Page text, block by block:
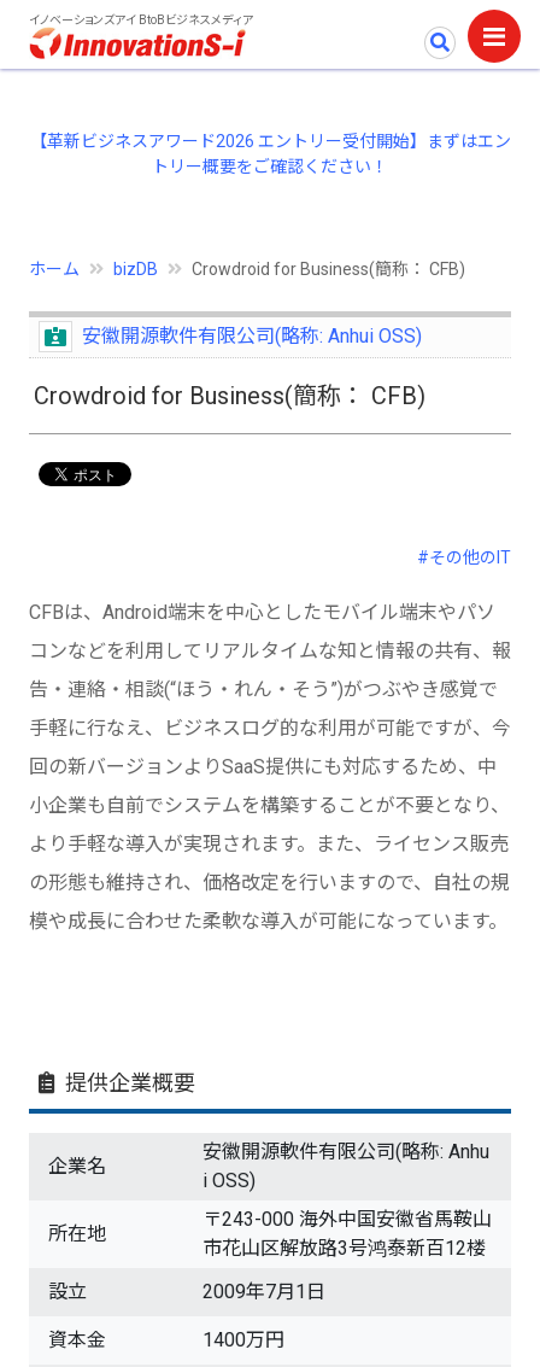
イノベーションズアイ BtoBビジネスメディア
【革新ビジネスアワード2026 エントリー受付開始】まずはエン
トリー概要をご確認ください！
ホーム bizDB Crowdroid for Business(簡称： CFB)
安徽開源軟件有限公司(略称: Anhui OSS)
Crowdroid for Business(簡称： CFB)
#その他のIT
CFBは、Android端末を中心としたモバイル端末やパソ
コンなどを利用してリアルタイムな知と情報の共有、報
告・連絡・相談(“ほう・れん・そう”)がつぶやき感覚で
手軽に行なえ、ビジネスログ的な利用が可能ですが、今
回の新バージョンよりSaaS提供にも対応するため、中
小企業も自前でシステムを構築することが不要となり、
より手軽な導入が実現されます。また、ライセンス販売
の形態も維持され、価格改定を行いますので、自社の規
模や成長に合わせた柔軟な導入が可能になっています。
提供企業概要
企業名
安徽開源軟件有限公司(略称: Anhu
i OSS)
所在地
〒243-000 海外中国安徽省馬鞍山
市花山区解放路3号鸿泰新百12楼
設立
2009年7月1日
資本金 1400万円